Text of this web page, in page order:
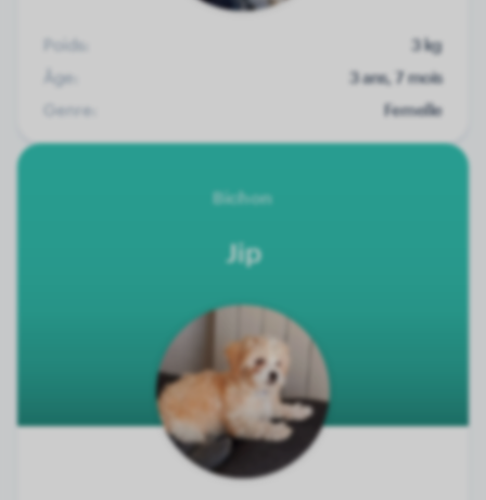
Poids:
3 kg
Âge:
3 ans, 7 mois
Genre:
Femelle
Bichon
Jip